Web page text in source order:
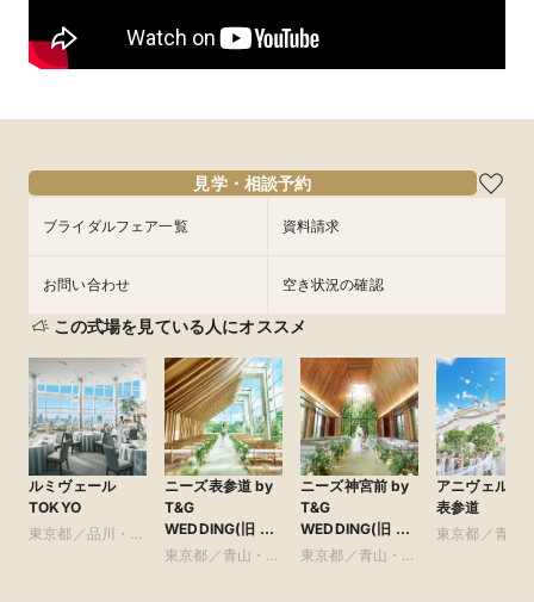
8/11(火)当館最大優待！初見学におススメ◎大聖堂×上
質会場×絶品４万コース試食フェア開催中！ 【26年9
た美会場◇駅徒歩1分&全天候型式場！黒毛和牛4万試食
／人気の骨格診断とお似合いドレス提案！親御様と参
加もOK
【来館特典】
・人気の骨格診断＆お似合いドレス提案
【成約特典】
・最大140万円相当の特典をご用意
・＜1件目のご来館限定＞エンドロール24万プレゼント
・カメラマン＆アルバム16.5万円分プレゼント
【適用期間】今月中にご来館頂いた全ての方
※人数や曜日、御日柄などにあわせたお得な特典を多数取り揃
えております
【マイナビ限定】
◆ご予約＆ご来館で “ お祝い金 ” のプレゼント！
※詳細はマイナビウエディングキャンペーンページをご確認く
見学・相談予約
ブライダルフェア一覧 資料請求
お問い合わせ 空き状況の確認
この式場を見ている人にオススメ
ルミヴェール
TOKYO
東京都／品川・目
ニーズ表参道 by
T&G
WEDDING(旧 表
参道TERRACE)
東京都／青山・表
ニーズ神宮前 by
T&G
WEDDING(旧 ア
ルモニーソルーナ
東京都／青山・表
アニヴェルセ
表参道
東京都／青山